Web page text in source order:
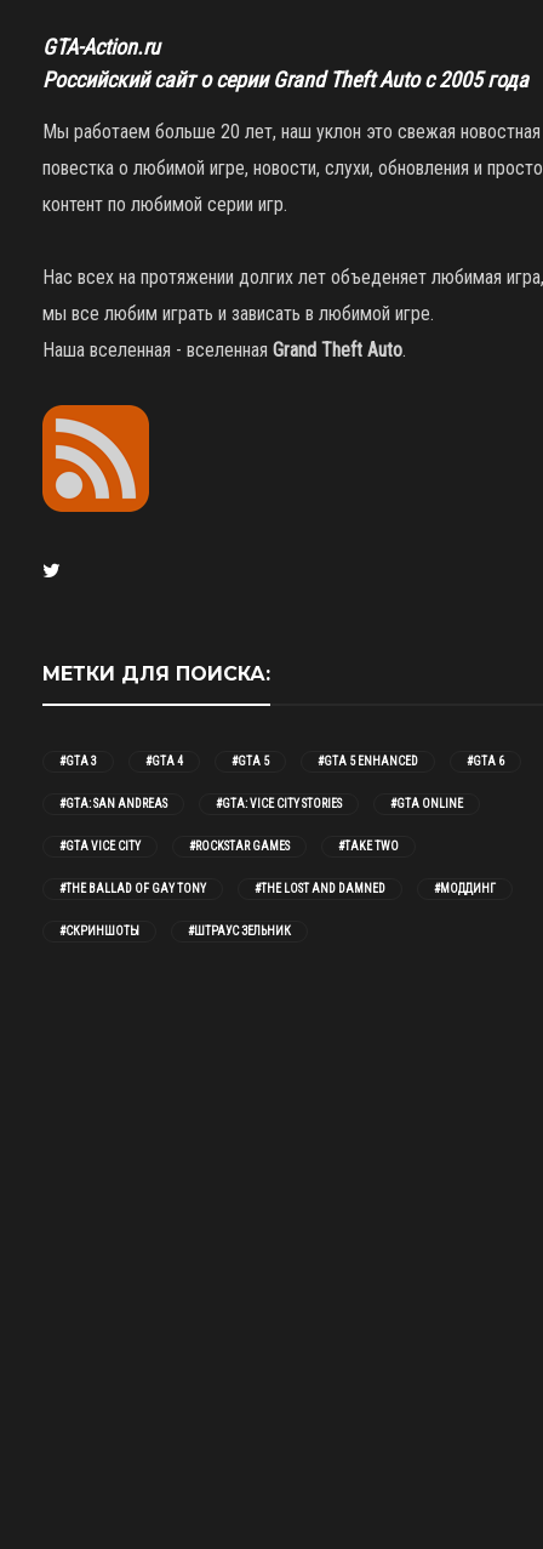
GTA-Action.ru
Российский сайт о серии Grand Theft Auto с 2005 года
Мы работаем больше 20 лет, наш уклон это свежая новостная
повестка о любимой игре, новости, слухи, обновления и просто
контент по любимой серии игр.
Нас всех на протяжении долгих лет объеденяет любимая игра,
мы все любим играть и зависать в любимой игре.
Наша вселенная - вселенная Grand Theft Auto.
МЕТКИ ДЛЯ ПОИСКА:
#GTA 3 #GTA 4 #GTA 5 #GTA 5 ENHANCED #GTA 6
#GTA: SAN ANDREAS #GTA: VICE CITY STORIES #GTA ONLINE
#GTA VICE CITY #ROCKSTAR GAMES #TAKE TWO
#THE BALLAD OF GAY TONY #THE LOST AND DAMNED #МОДДИНГ
#СКРИНШОТЫ #ШТРАУС ЗЕЛЬНИК